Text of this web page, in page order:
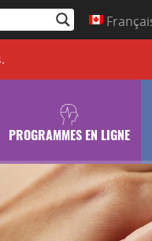
.
PROGRAMMES EN LIGNE